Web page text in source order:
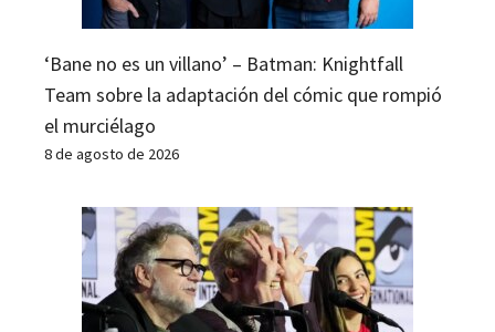
‘Bane no es un villano’ – Batman: Knightfall
Team sobre la adaptación del cómic que rompió
el murciélago
8 de agosto de 2026